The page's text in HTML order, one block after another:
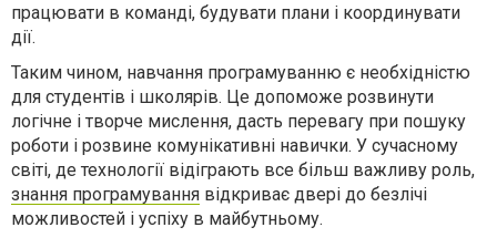
працювати в команді, будувати плани і координувати
дії.
Таким чином, навчання програмуванню є необхідністю
для студентів і школярів. Це допоможе розвинути
логічне і творче мислення, дасть перевагу при пошуку
роботи і розвине комунікативні навички. У сучасному
світі, де технології відіграють все більш важливу роль,
знання програмування відкриває двері до безлічі
можливостей і успіху в майбутньому.